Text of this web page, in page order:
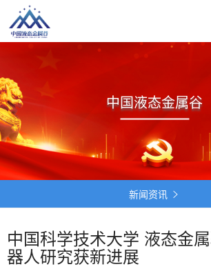
中国液态金属谷
新闻资讯 
中国科学技术大学 液态金
器人研究获新进展